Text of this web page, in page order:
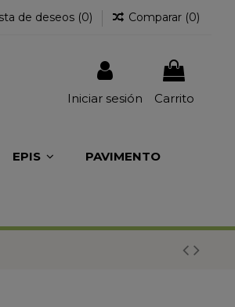
de deseos (0) Comparar (0)
Iniciar sesión Carrito
EPIS PAVIMENTO